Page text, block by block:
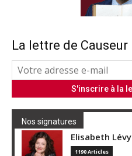
La lettre de Causeur
Nos signatures
Elisabeth Lévy
1190 Articles